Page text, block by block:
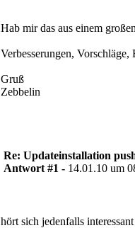
Set
Hab mir das aus einem
Verbesserungen,
Gruß
Zebbelin
Re: Updateinstallation
Antwort #1 - 14.01.10 um
hört sich jedenfalls interessant